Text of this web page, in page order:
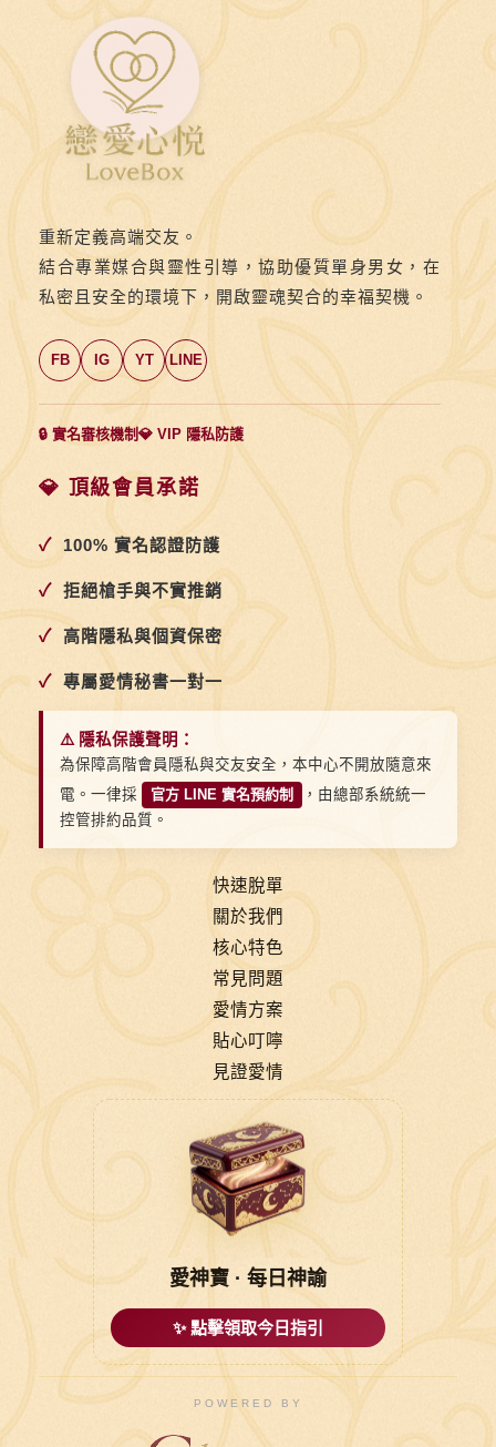
重新定義高端交友。
結合專業媒合與靈性引導，協助優質單身男女，在
私密且安全的環境下，開啟靈魂契合的幸福契機。
FB IG YT LINE
🔒 實名審核機制💎 VIP 隱私防護
💎 頂級會員承諾
✓ 100% 實名認證防護
✓ 拒絕槍手與不實推銷
✓ 高階隱私與個資保密
✓ 專屬愛情秘書一對一
⚠️ 隱私保護聲明：
為保障高階會員隱私與交友安全，本中心不開放隨意來
電。一律採
官方 LINE 實名預約制
，由總部系統統一
控管排約品質。
快速脫單
關於我們
核心特色
常見問題
愛情方案
貼心叮嚀
見證愛情
愛神寶 · 每日神諭
✨ 點擊領取今日指引
POWERED BY